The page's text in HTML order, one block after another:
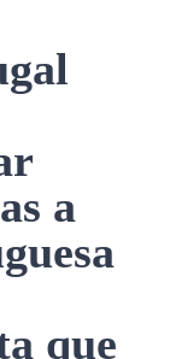
a
que